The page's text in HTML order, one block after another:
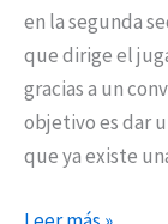
en la segunda
que dirige el
gracias a un
objetivo es dar
que ya existe